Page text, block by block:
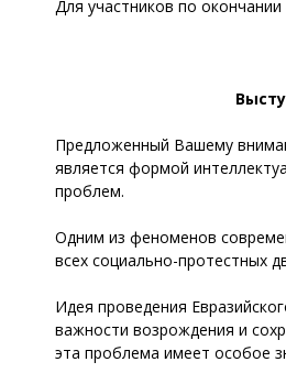
Для участников по
Предложенный Вашему
является формой
проблем.
Одним из феноменов
всех социально-протестных
Идея проведения
важности возрождения и
эта проблема имеет особое